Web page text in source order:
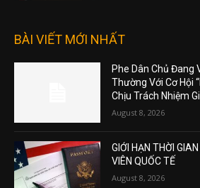
BÀI VIẾT MỚI NHẤT
Phe Dân Chủ Đang
Thường Với Cơ Hội
Chịu Trách Nhiệm
August 8, 2026
GIỚI HẠN THỜI
VIÊN QUỐC TẾ
August 8, 2026